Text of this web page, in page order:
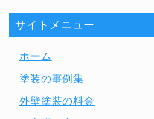
サイトメニュー
ホーム
塗装の事例集
外壁塗装の料金